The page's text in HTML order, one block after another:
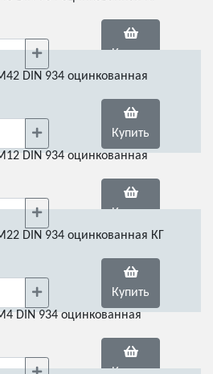
Купить
DIN 934 оцинкованная
Купить
DIN 934 оцинкованная
Купить
DIN 934 оцинкованная КГ
Купить
DIN 934 оцинкованная